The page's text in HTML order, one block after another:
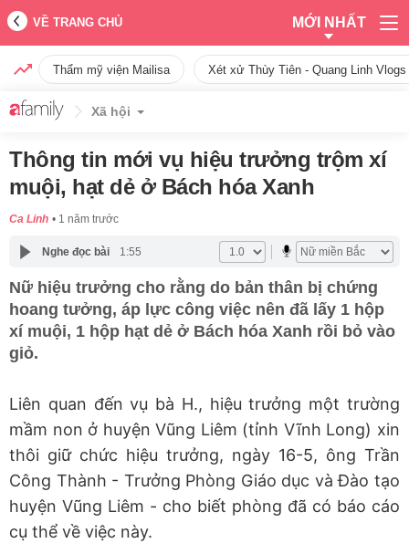
VỀ TRANG CHỦ MỚI NHẤT
Thẩm mỹ viện Mailisa Xét xử Thùy Tiên - Quang Linh
Xã hội
Thông tin mới vụ hiệu trưởng trộm xí
muội, hạt dẻ ở Bách hóa Xanh
Ca Linh 1 năm trước
Nghe đọc bài 1:55
Nữ hiệu trưởng cho rằng do bản thân bị chứng
hoang tưởng, áp lực công việc nên đã lấy 1 hộp
xí muội, 1 hộp hạt dẻ ở Bách hóa Xanh rồi bỏ vào
giỏ.
Liên quan đến vụ bà H., hiệu trưởng một trường
mầm non ở huyện Vũng Liêm (tỉnh Vĩnh Long) xin
thôi giữ chức hiệu trưởng, ngày 16-5, ông Trần
Công Thành - Trưởng Phòng Giáo dục và Đào tạo
huyện Vũng Liêm - cho biết phòng đã có báo cáo
cụ thể về việc này.